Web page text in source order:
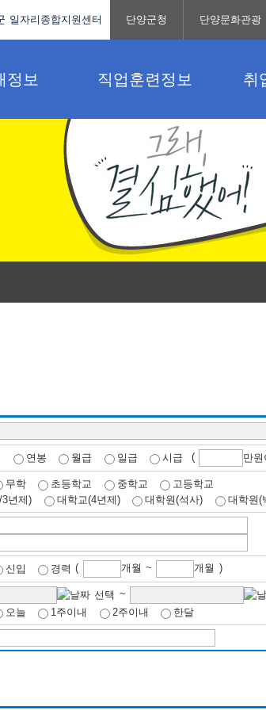
정보 직업훈련정보 취
일자리종합지원센터 단양군청 단양문화관광
연봉 월급 일급 시급 ( 만원
무학 초등학교 중학교
고등학교
년제)
대학교(4년제) 대학원(석사) 대학원(
신입 경력 ( 개월 ~ 개월 )
~
오늘 1주이내 2주이내 한달